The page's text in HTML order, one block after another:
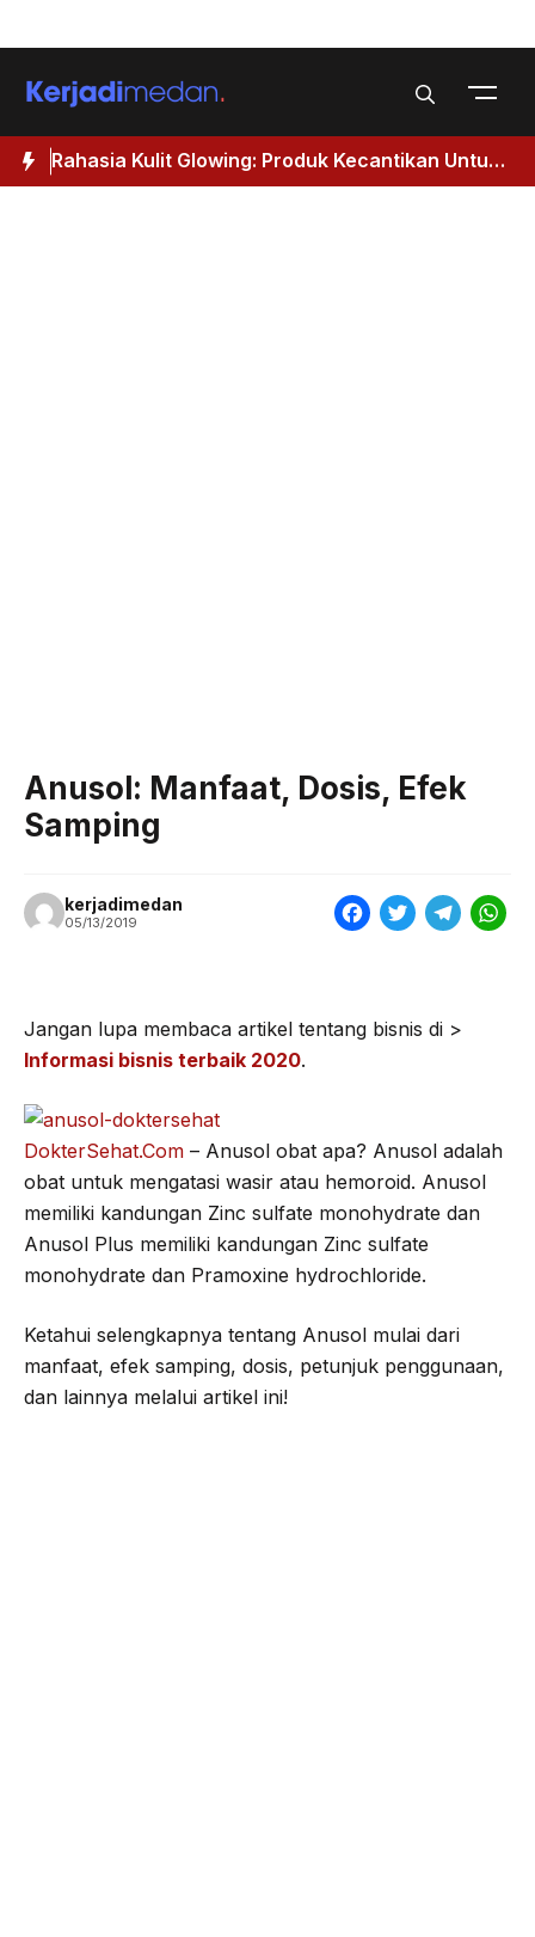
to
Rahasia Kulit Glowing: Produk Kecantikan Untuk
Wanita 40 Tahun Keatas
Anusol: Manfaat, Dosis, Efek
Samping
kerjadimedan
05/13/2019
F
e
T
t
T
e
W
Jangan lupa membaca artikel tentang bisnis di >
Informasi bisnis terbaik 2020.
DokterSehat.Com – Anusol obat apa? Anusol adalah
obat untuk mengatasi wasir atau hemoroid. Anusol
memiliki kandungan Zinc sulfate monohydrate dan
Anusol Plus memiliki kandungan Zinc sulfate
monohydrate dan Pramoxine hydrochloride.
Ketahui selengkapnya tentang Anusol mulai dari
manfaat, efek samping, dosis, petunjuk penggunaan,
dan lainnya melalui artikel ini!